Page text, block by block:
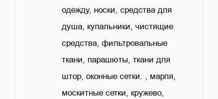
одежду, носки, средства для
душа, купальники, чистящие
средства, фильтровальные
ткани, парашюты, ткани для
штор, оконные сетки. , марля,
москитные сетки, кружево,